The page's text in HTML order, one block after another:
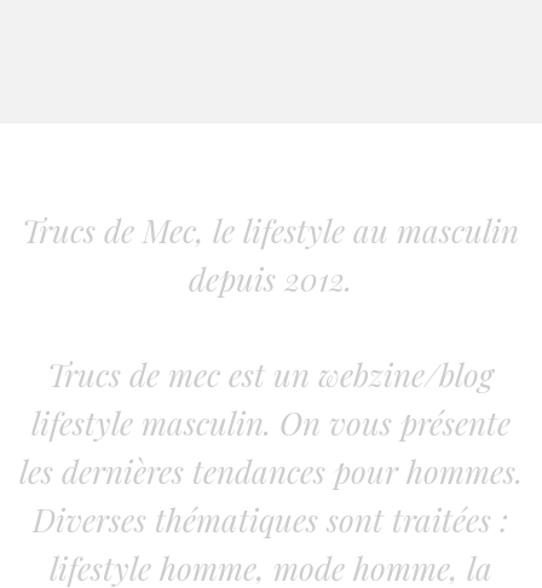
Trucs de Mec, le lifestyle au masculin
depuis 2012.
Trucs de mec est un webzine/blog
lifestyle masculin. On vous présente
les dernières tendances pour hommes.
Diverses thématiques sont traitées :
lifestyle homme, mode homme, la